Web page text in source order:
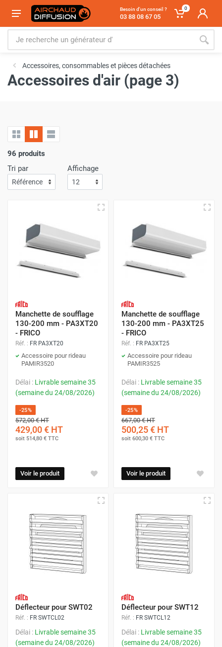
Besoin d'un conseil ?
03 88 08 67 05
0
Accessoires, consommables et pièces détachées
Accessoires d'air (page 3)
96 produits
Tri par
Affichage
Manchette de soufflage
130-200 mm - PA3XT20
- FRICO
Réf. : FR PA3XT20
Accessoire pour rideau
PAMIR3520
Délai : Livrable semaine 35
(semaine du 24/08/2026)
-25%
572,00 €HT
429,00 € HT
soit 514,80 € TTC
Voir le produit
Manchette de soufflage
130-200 mm - PA3XT25
- FRICO
Réf. : FR PA3XT25
Accessoire pour rideau
PAMIR3525
Délai : Livrable semaine 35
(semaine du 24/08/2026)
-25%
667,00 €HT
500,25 € HT
soit 600,30 € TTC
Voir le produit
Déflecteur pour SWT02
Réf. : FR SWTCL02
Délai : Livrable semaine 35
(semaine du 24/08/2026)
Déflecteur pour SWT12
Réf. : FR SWTCL12
Délai : Livrable semaine 35
(semaine du 24/08/2026)